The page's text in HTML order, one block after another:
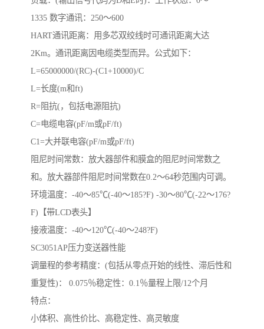
1335 数字通讯：250～600
HART通讯距离：用多芯双绞线时可通讯距离大达
2Km。通讯距离因电缆类型而异。公式如下：
L=65000000/(RC)-(C1+10000)/C
L=长度(m和ft)
R=阻抗(，包括电源阻抗)
C=电缆电容(pF/m或pF/ft)
C1=大并联电容(pF/m或pF/ft)
阻尼时间常数：放大器部件和膜盒的阻尼时间常数之
和。放大器部件阻尼时间常数在0.2～64秒范围内可调。
环境温度：-40～85℃(-40～185?F) -30～80℃(-22～176?
F)【带LCD表头】
接液温度：-40～120℃(-40～248?F)
SC3051AP压力变送器性能
调量程的参考精度：(包括从零点开始的线性、滞后性和
重复性)： 0.075％稳定性：0.1％量程上限/12个月
特点：
小体积、高性价比、高稳定性、高灵敏度